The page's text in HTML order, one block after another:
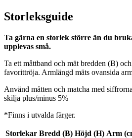
Storleksguide
Ta gärna en storlek större än du
upplevas små.
Ta ett måttband och mät bredden (B)
favorittröja. Armlängd mäts ovansida
Använd måtten och matcha med
skilja plus/minus 5%
*Finns i utvalda färger.
Storlekar Bredd (B) Höjd (H) Arm